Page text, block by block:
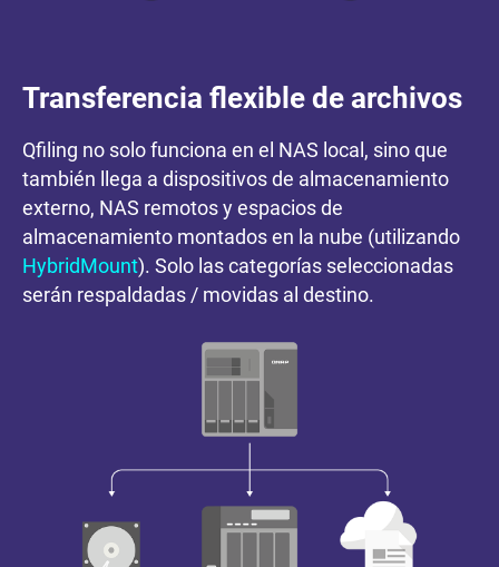
Transferencia flexible de archivos
Qfiling no solo funciona en el NAS local, sino que
también llega a dispositivos de almacenamiento
externo, NAS remotos y espacios de
almacenamiento montados en la nube (utilizando
HybridMount). Solo las categorías seleccionadas
serán respaldadas / movidas al destino.